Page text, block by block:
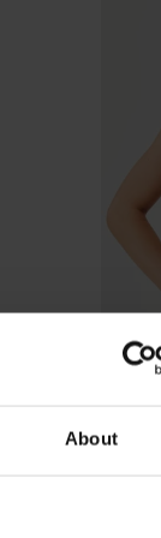
About
-30%